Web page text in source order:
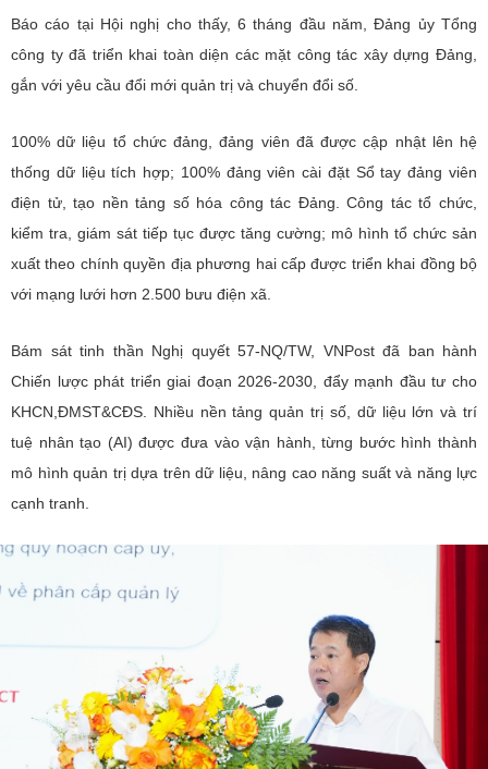
Ban Biên tập Cổng TTĐT - 18 Nguyễn Du, TP. Hà Nội
Hệ thống nội bộ
Sơ đồ trang
Liên kết
Trung tâm Truyền thông Khoa học và Công nghệ.
Địa chỉ: Ban Biên tập Cổng TTĐT - 18 Nguyễn Du, TP. Hà Nội
Điện thoại: 024 3936 9506
Báo cáo tại Hội nghị cho thấy, 6 tháng đầu năm, Đảng ủy Tổng
công ty đã triển khai toàn diện các mặt công tác xây dựng Đảng,
gắn với yêu cầu đổi mới quản trị và chuyển đổi số.
100% dữ liệu tổ chức đảng, đảng viên đã được cập nhật lên hệ
thống dữ liệu tích hợp; 100% đảng viên cài đặt Sổ tay đảng viên
điện tử, tạo nền tảng số hóa công tác Đảng. Công tác tổ chức,
kiểm tra, giám sát tiếp tục được tăng cường; mô hình tổ chức sản
xuất theo chính quyền địa phương hai cấp được triển khai đồng bộ
với mạng lưới hơn 2.500 bưu điện xã.
Bám sát tinh thần Nghị quyết 57-NQ/TW, VNPost đã ban hành
Chiến lược phát triển giai đoạn 2026-2030, đẩy mạnh đầu tư cho
KHCN,ĐMST&CĐS. Nhiều nền tảng quản trị số, dữ liệu lớn và trí
tuệ nhân tạo (AI) được đưa vào vận hành, từng bước hình thành
mô hình quản trị dựa trên dữ liệu, nâng cao năng suất và năng lực
cạnh tranh.